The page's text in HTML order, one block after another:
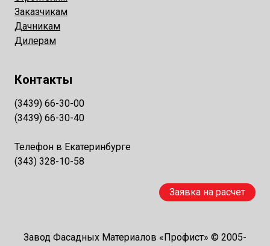
Заказчикам
Дачникам
Дилерам
Контакты
(3439) 66-30-00
(3439) 66-30-40
Телефон в Екатеринбурге
(343) 328-10-58
Заявка на расчет
Завод Фасадных Материалов «Профист» © 2005-